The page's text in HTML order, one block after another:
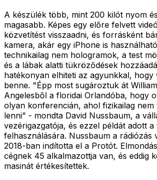
A készülék több, mint 200 kilót nyom
magasabb. Képes egy előre felvett
közvetítést visszaadni, és forrásként
kamera, akár egy iPhone is
technikailag nem hologramok, a test
és a lábak alatti tükröződések
hatékonyan elhiteti az agyunkkal, hogy
benne. "Épp most sugároztuk át
Angelesből a floridai Orlandóba, hogy
olyan konferencián, ahol fizikailag
lenni” - mondta David Nussbaum, a
vezérigazgatója, és ezzel példát adott
felhasználására. Nussbaum a rádiózás
2018-ban indította el a Protót.
cégnek 45 alkalmazottja van, és eddig
masinát értékesítettek.